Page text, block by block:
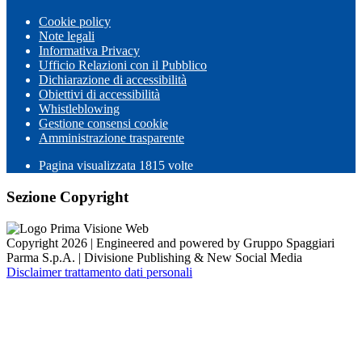
Cookie policy
Note legali
Informativa Privacy
Ufficio Relazioni con il Pubblico
Dichiarazione di accessibilità
Obiettivi di accessibilità
Whistleblowing
Gestione consensi cookie
Amministrazione trasparente
Pagina visualizzata 1815 volte
Sezione Copyright
Copyright 2026 | Engineered and powered by Gruppo Spaggiari
Parma S.p.A. | Divisione Publishing & New Social Media
Disclaimer trattamento dati personali